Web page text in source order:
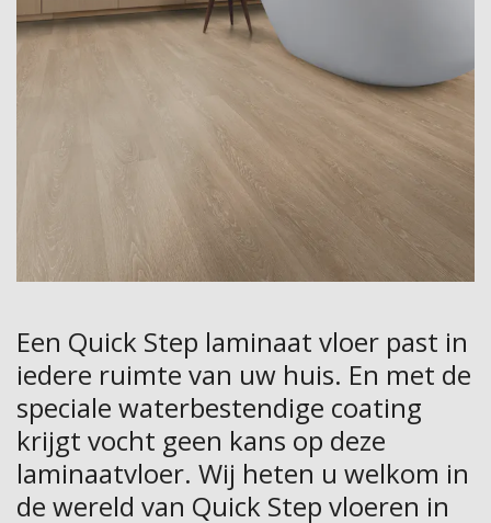
Een Quick Step laminaat vloer past in
iedere ruimte van uw huis. En met de
speciale waterbestendige coating
krijgt vocht geen kans op deze
laminaatvloer. Wij heten u welkom in
de wereld van Quick Step vloeren in